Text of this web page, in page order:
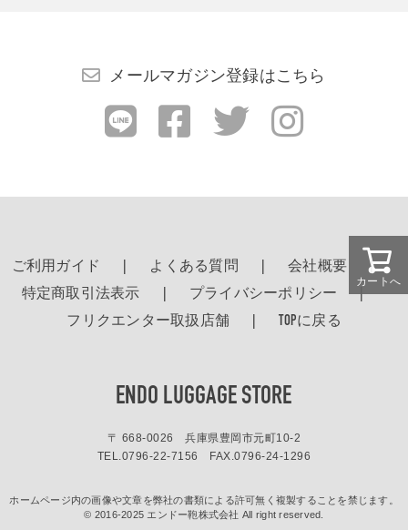
カートへ
メールマガジン登録はこちら
ご利用ガイド よくある質問
会社概要
特定商取引法表示
プライバシーポリシー
フリクエンター取扱店舗
TOPに戻る
ENDO LUGGAGE STORE
〒 668-0026 兵庫県豊岡市元町10-2
TEL.0796-22-7156 FAX.0796-24-1296
ホームページ内の画像や文章を弊社の書類による許可無く複製することを禁じます。
© 2016-2025 エンドー鞄株式会社 All right reserved.